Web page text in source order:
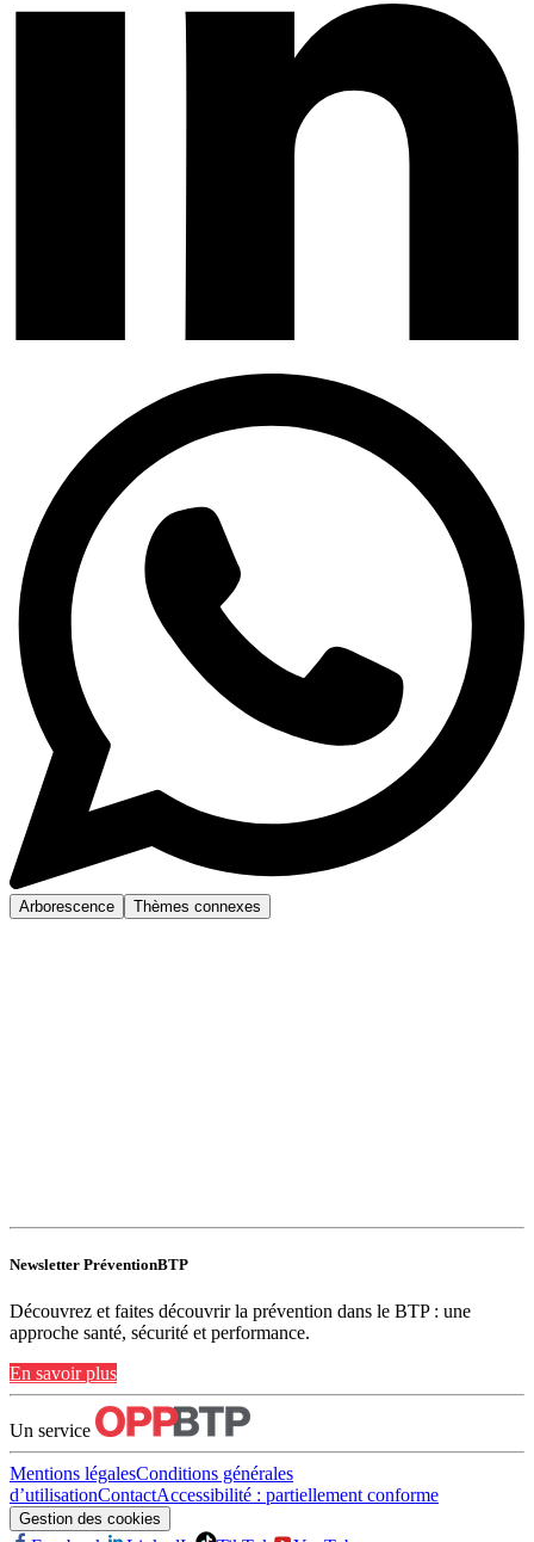
Arborescence Thèmes connexes
Newsletter PréventionBTP
Découvrez et faites découvrir la prévention dans le BTP : une
approche santé, sécurité et performance.
En savoir plus
Un service
Mentions légalesConditions générales
d’utilisationContactAccessibilité : partiellement conforme
Gestion des cookies